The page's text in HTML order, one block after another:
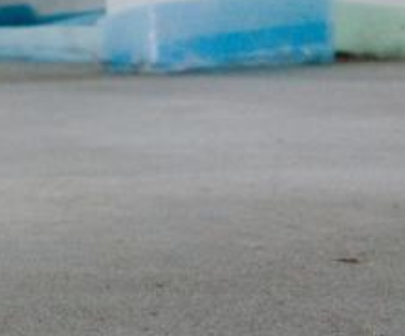
IP. Vďaka tomu Google skráti Vašu IP-adresu v
priestore pred prenosom do USA. Len vo
sa skráti. Z poverenia prevádzkovateľa tejto webovej stránky
stránky, na zostavenie správ o Vašich aktivitách na webovej
s používaním webovej stránky a používaním internetu. IP-adresa
inými údajmi Google.
spoločnosťou Google takým spôsobom, že si stiahnete a
môžete prostredníctvom Google Analytics zabrániť evidovaniu
pri budúcich návštevách tejto webovej stránky: